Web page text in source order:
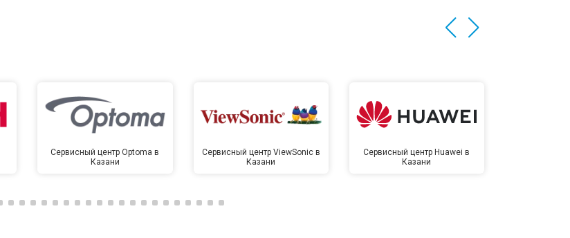
Сервисный центр Optoma в
Казани
Сервисный центр ViewSonic в
Казани
Сервисный центр Huawei в
Казани